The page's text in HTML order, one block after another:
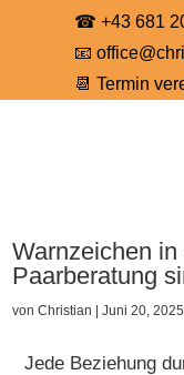
☎ +43 681
📧
📆Termin
Warnzeichen
Paarberatung
vonChristian |Juni 20, 2025
Jede Beziehung